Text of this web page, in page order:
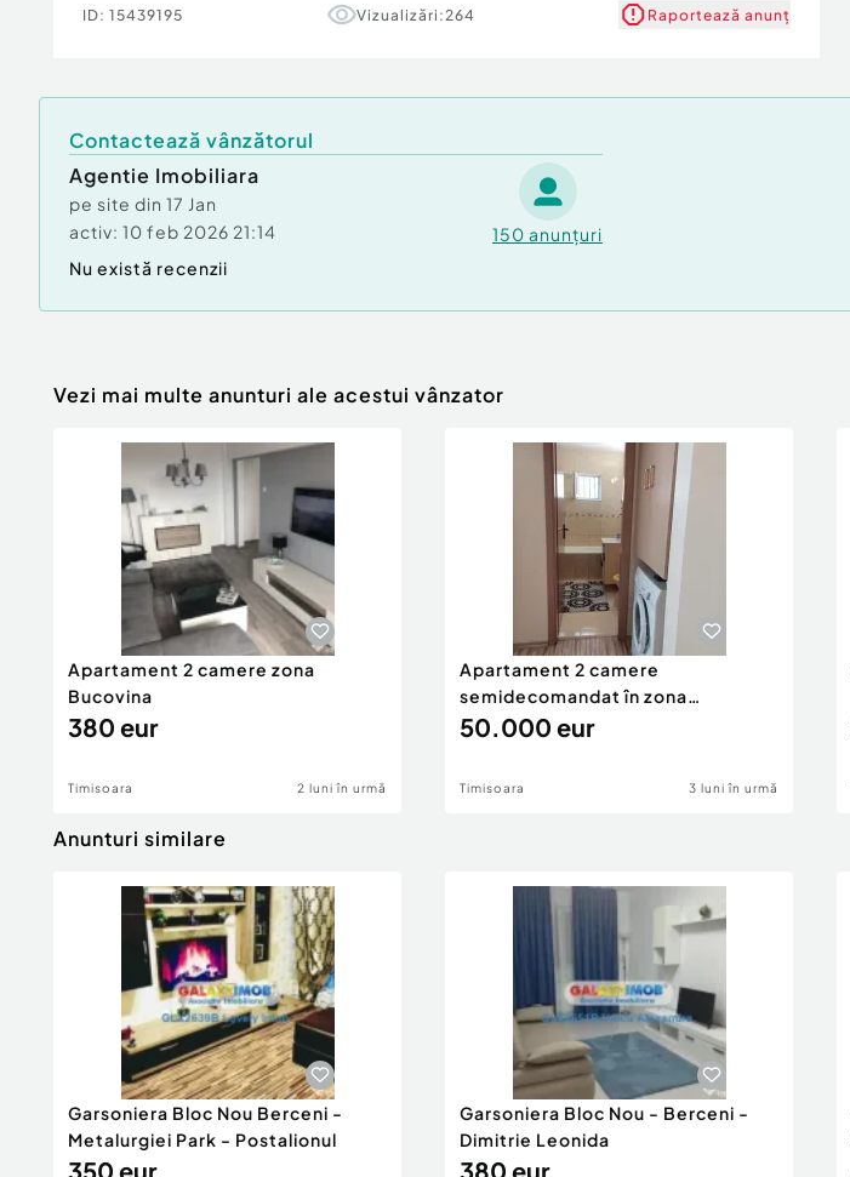
ID: 15439195 Vizualizări: 264 Raportează anunț
Contactează vânzătorul
Agentie Imobiliara
pe site din 17 Jan
activ: 10 feb 2026 21:14 150 anunțuri
Nu există recenzii
Vezi mai multe anunturi ale acestui vânzator
Apartament 2 camere zona
Bucovina
380 eur
Timisoara 2 luni în urmă
Apartament 2 camere
semidecomandat în zona
BUZIASULUI-AEM
50.000 eur
Timisoara 3 luni în urmă
Anunturi similare
Garsoniera Bloc Nou Berceni -
Metalurgiei Park - Postalionul
350 eur
Garsoniera Bloc Nou - Berceni -
Dimitrie Leonida
380 eur